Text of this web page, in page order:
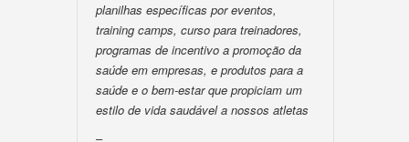
planilhas específicas por eventos,
training camps, curso para treinadores,
programas de incentivo a promoção da
saúde em empresas, e produtos para a
saúde e o bem-estar que propiciam um
estilo de vida saudável a nossos atletas
–